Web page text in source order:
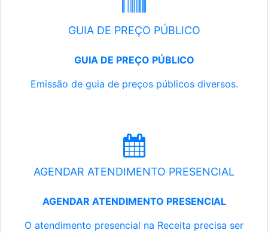
GUIA DE PREÇO PÚBLICO
GUIA DE PREÇO PÚBLICO
Emissão de guia de preços públicos diversos.
AGENDAR ATENDIMENTO PRESENCIAL
AGENDAR ATENDIMENTO PRESENCIAL
O atendimento presencial na Receita precisa ser